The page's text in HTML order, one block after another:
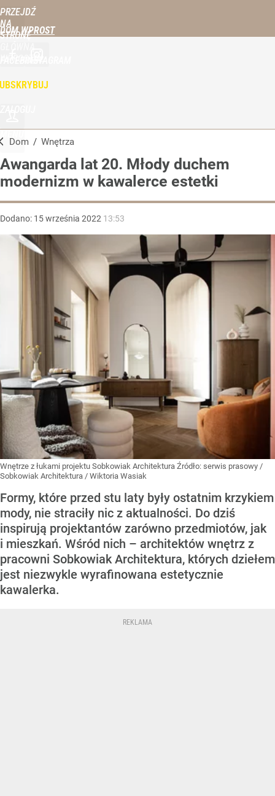
PRZEJDŹ
NA
STRONĘ
DOM WPROST
Dom / Wnętrza
Awangarda lat 20. Młody duchem
modernizm w kawalerce estetki
Dodano: 15września 2022 13:53
Wnętrze z łukami projektu Sobkowiak Architektura Źródło: serwis prasowy /
Sobkowiak Architektura / Wiktoria Wasiak
Formy, które przed stu laty były ostatnim krzykiem
mody, nie straciły nic z aktualności. Do dziś
inspirują projektantów zarówno przedmiotów, jak
i mieszkań. Wśród nich – architektów wnętrz z
pracowni Sobkowiak Architektura, których dziełem
jest niezwykle wyrafinowana estetycznie
kawalerka.